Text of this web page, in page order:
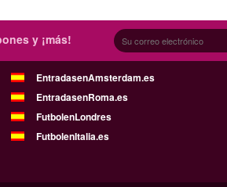
y ¡más!
EntradasenAmsterdam.es
EntradasenRoma.es
FutbolenLondres
FutbolenItalia.es